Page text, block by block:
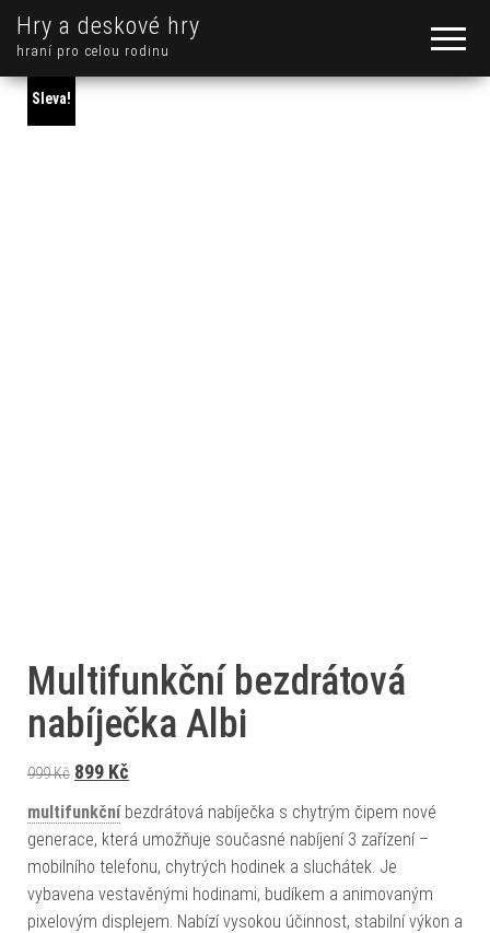
Hry a deskové hry
hraní pro celou rodinu
Sleva!
Multifunkční bezdrátová
nabíječka Albi
999Kč Původní cena byla: 999 Kč.
899 Kč
multifunkčníbezdrátová nabíječka s chytrým čipem nové
generace, která umožňuje současné nabíjení 3 zařízení –
mobilního telefonu, chytrých hodinek a sluchátek. Je
vybavena vestavěnými hodinami, budíkem a animovaným
pixelovým displejem. Nabízí vysokou účinnost, stabilní výkon a